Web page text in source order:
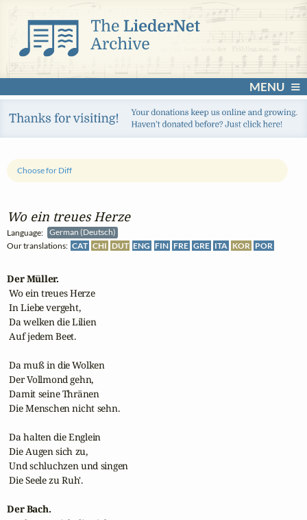
MENU
Wo ein treues Herze
Language:
German (Deutsch)
Our translations: CAT CHI DUT ENG FIN FRE GRE ITA KOR POR
Choose for Diff
Der Müller.
Wo ein treues Herze
In Liebe vergeht,
Da welken die Lilien
Auf jedem Beet.
Da muß in die Wolken
Der Vollmond gehn,
Damit seine Thränen
Die Menschen nicht sehn.
Da halten die Englein
Die Augen sich zu,
Und schluchzen und singen
Die Seele zu Ruh'.
Der Bach.